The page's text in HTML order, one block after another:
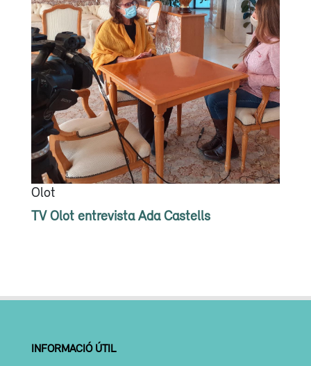
Olot
TV Olot entrevista Ada Castells
INFORMACIÓ ÚTIL